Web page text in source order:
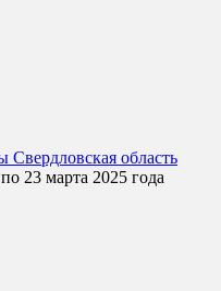
область
23 марта 2025 года